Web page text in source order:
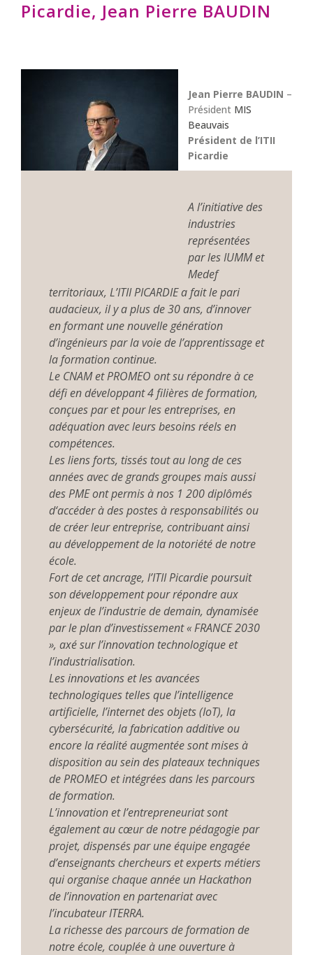
Picardie, Jean Pierre BAUDIN
Jean Pierre BAUDIN –
Président MIS
Beauvais
Président de l’ITII
Picardie
A l’initiative des
industries
représentées
par les IUMM et
Medef
territoriaux, L’ITII PICARDIE a fait le pari
audacieux, il y a plus de 30 ans, d’innover
en formant une nouvelle génération
d’ingénieurs par la voie de l’apprentissage et
la formation continue.
Le CNAM et PROMEO ont su répondre à ce
défi en développant 4 filières de formation,
conçues par et pour les entreprises, en
adéquation avec leurs besoins réels en
compétences.
Les liens forts, tissés tout au long de ces
années avec de grands groupes mais aussi
des PME ont permis à nos 1 200 diplômés
d‘accéder à des postes à responsabilités ou
de créer leur entreprise, contribuant ainsi
au développement de la notoriété de notre
école.
Fort de cet ancrage, l’ITII Picardie poursuit
son développement pour répondre aux
enjeux de l’industrie de demain, dynamisée
par le plan d’investissement « FRANCE 2030
», axé sur l’innovation technologique et
l’industrialisation.
Les innovations et les avancées
technologiques telles que l’intelligence
artificielle, l’internet des objets (IoT), la
cybersécurité, la fabrication additive ou
encore la réalité augmentée sont mises à
disposition au sein des plateaux techniques
de PROMEO et intégrées dans les parcours
de formation.
L’innovation et l’entrepreneuriat sont
également au cœur de notre pédagogie par
projet, dispensés par une équipe engagée
d’enseignants chercheurs et experts métiers
qui organise chaque année un Hackathon
de l’innovation en partenariat avec
l’incubateur ITERRA.
La richesse des parcours de formation de
notre école, couplée à une ouverture à